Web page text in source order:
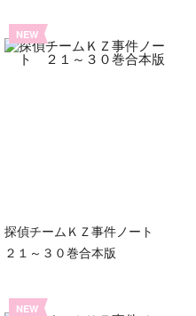
NEW
探偵チームＫＺ事件ノート
２１～３０巻合本版
NEW